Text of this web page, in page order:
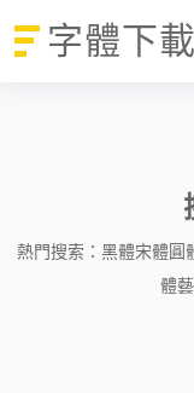
字體下
熱門搜索： 黑體宋體圓
體